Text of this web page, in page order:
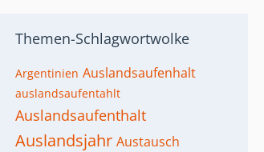
Themen-Schlagwortwolke
Argentinien Auslandsaufenhalt
auslandsaufentahlt
Auslandsaufenthalt
Auslandsjahr Austausch